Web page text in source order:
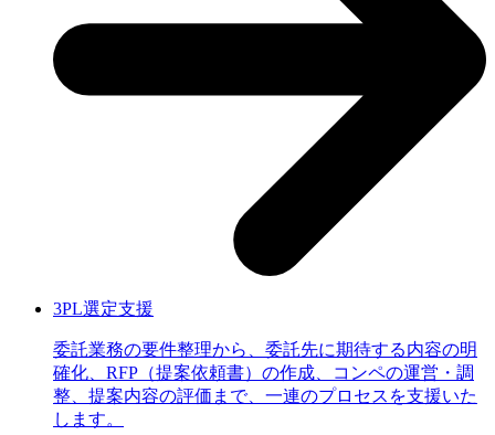
3PL選定支援
委託業務の要件整理から、委託先に期待する内容の明
確化、RFP（提案依頼書）の作成、コンペの運営・調
整、提案内容の評価まで、一連のプロセスを支援いた
します。